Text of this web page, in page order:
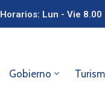
Horarios: Lun - Vie 8.00
Gobierno